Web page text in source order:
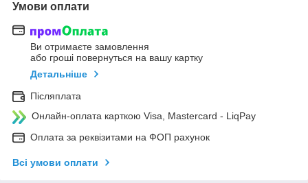
Умови оплати
Ви отримаєте замовлення
або гроші повернуться на вашу картку
Детальніше
Післяплата
Онлайн-оплата карткою Visa, Mastercard - LiqPay
Оплата за реквізитами на ФОП рахунок
Всі умови оплати